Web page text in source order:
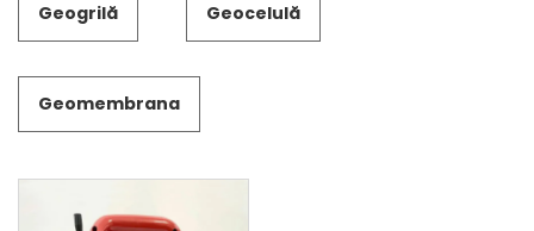
Geogrilă Geocelulă
Geomembrana